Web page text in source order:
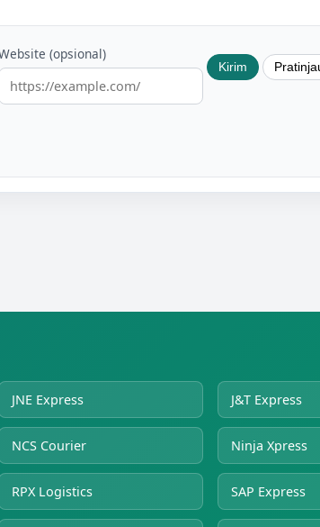
(opsional)
JNE Express J&T Express
NCS Courier Ninja Xpress
RPX Logistics SAP Express